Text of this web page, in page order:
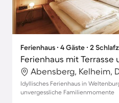
Ferienhaus ∙ 4 Gäste ∙ 2
Ferienhaus mit Terrasse
Abensberg, Kelheim,
Idyllisches Ferienhaus in
unvergessliche Familienmomente